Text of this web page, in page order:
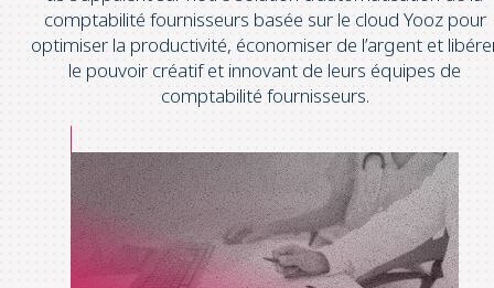
comptabilité fournisseurs basée sur le cloud Yooz pour
optimiser la productivité, économiser de l’argent et
le pouvoir créatif et innovant de leurs équipes de
comptabilité fournisseurs.